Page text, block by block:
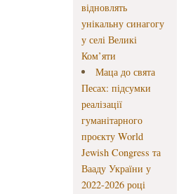
відновлять
унікальну синагогу
у селі Великі
Ком’яти
Маца до свята
Песах: підсумки
реалізації
гуманітарного
проєкту World
Jewish Congress та
Вааду України у
2022-2026 році